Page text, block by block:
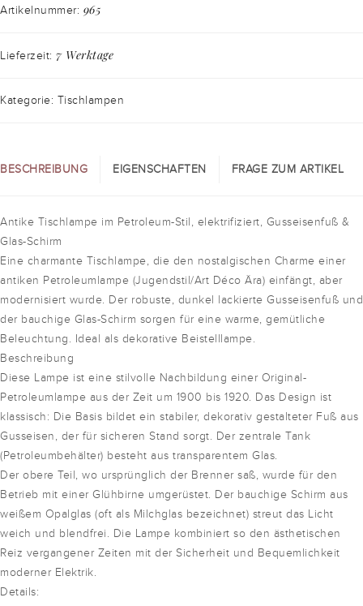
Artikelnummer: 965
Lieferzeit: 7 Werktage
Kategorie: Tischlampen
BESCHREIBUNG EIGENSCHAFTEN FRAGE ZUM ARTIKEL
Antike Tischlampe im Petroleum-Stil, elektrifiziert, Gusseisenfuß &
Glas-Schirm
Eine charmante Tischlampe, die den nostalgischen Charme einer
antiken Petroleumlampe (Jugendstil/Art Déco Ära) einfängt, aber
modernisiert wurde. Der robuste, dunkel lackierte Gusseisenfuß und
der bauchige Glas-Schirm sorgen für eine warme, gemütliche
Beleuchtung. Ideal als dekorative Beistelllampe.
Beschreibung
Diese Lampe ist eine stilvolle Nachbildung einer Original-
Petroleumlampe aus der Zeit um 1900 bis 1920. Das Design ist
klassisch: Die Basis bildet ein stabiler, dekorativ gestalteter Fuß aus
Gusseisen, der für sicheren Stand sorgt. Der zentrale Tank
(Petroleumbehälter) besteht aus transparentem Glas.
Der obere Teil, wo ursprünglich der Brenner saß, wurde für den
Betrieb mit einer Glühbirne umgerüstet. Der bauchige Schirm aus
weißem Opalglas (oft als Milchglas bezeichnet) streut das Licht
weich und blendfrei. Die Lampe kombiniert so den ästhetischen
Reiz vergangener Zeiten mit der Sicherheit und Bequemlichkeit
moderner Elektrik.
Details: